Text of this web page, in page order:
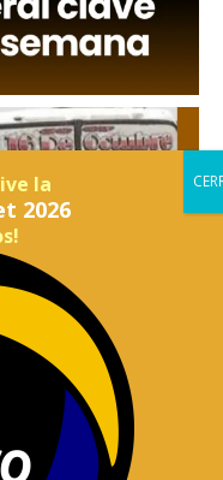
la
2026